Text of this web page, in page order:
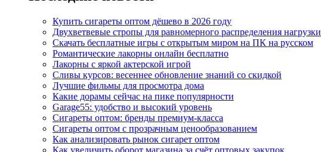
Купить сигареты оптом дёшево в 2026 году
Двухветвевые стропы для равномерного распределения нагрузки
Скачать бесплатные игры с открытым миром на ПК на русском
Романтические лакорны онлайн бесплатно
Лакорны с яркой актерской игрой
Сливы курсов: весеннее обновление знаний со скидкой
Лучшие фильмы для просмотра дома
Какие дорамы сейчас на пике популярности
Garage55: удобство и высокий уровень
Сигареты оптом: бренды премиум-класса
Сигареты оптом с прозрачным ценообразованием
Как анализировать рынок сигарет оптом